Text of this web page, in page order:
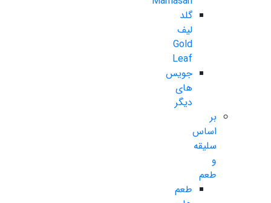
گلد
لیف
Gold
Leaf
جویس
های
دیگر
بر
اساس
سلیقه
و
طعم
طعم